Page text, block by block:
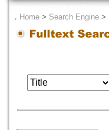
． Home > Search Engine >